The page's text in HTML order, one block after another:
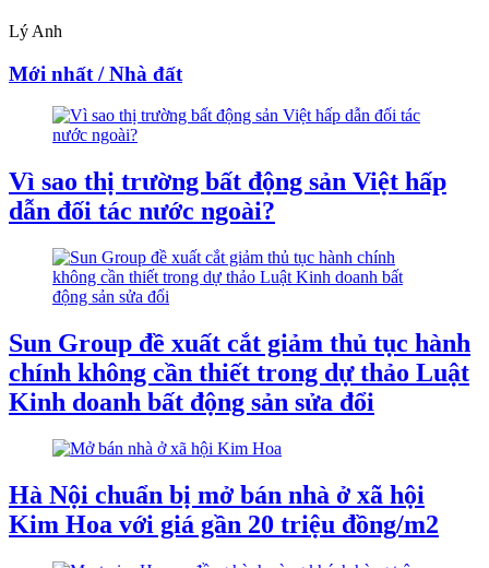
Lý Anh
Mới nhất / Nhà đất
Vì sao thị trường bất động sản Việt hấp
dẫn đối tác nước ngoài?
Sun Group đề xuất cắt giảm thủ tục hành
chính không cần thiết trong dự thảo Luật
Kinh doanh bất động sản sửa đổi
Hà Nội chuẩn bị mở bán nhà ở xã hội
Kim Hoa với giá gần 20 triệu đồng/m2